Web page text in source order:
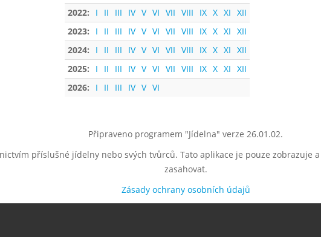
2022:
I II III IV V VI VII VIII IX X XI XII
2023:
I II III IV V VI VII VIII IX X XI XII
2024:
I II III IV V VI VII VIII IX X XI XII
2025:
I II III IV V VI VII VIII IX X XI XII
2026:
I II III IV V VI
Připraveno programem "Jídelna" verze 26.01.02.
příslušné jídelny nebo svých tvůrců. Tato aplikace je pouze zobrazuje
zasahovat.
Zásady ochrany osobních údajů